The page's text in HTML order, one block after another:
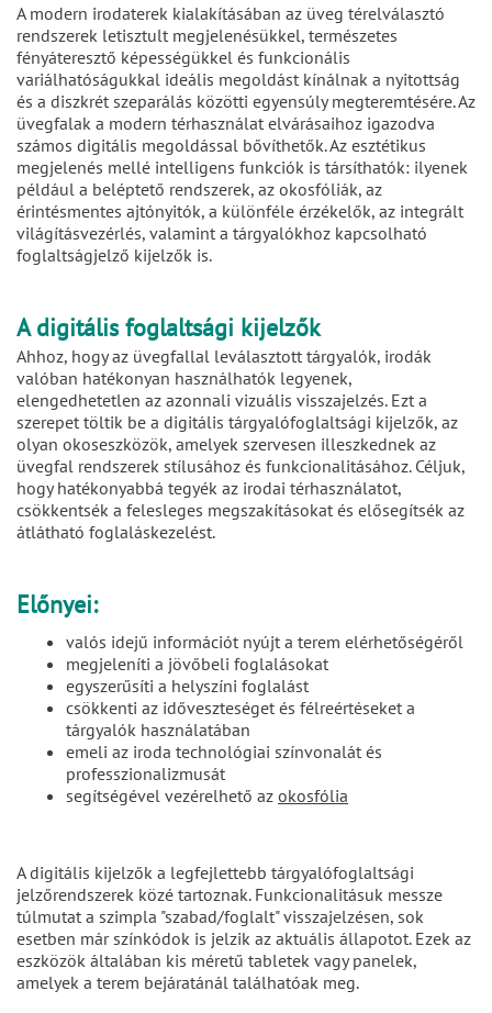
A modern irodaterek kialakításában az üveg térelválasztó
rendszerek letisztult megjelenésükkel, természetes
fényáteresztő képességükkel és funkcionális
variálhatóságukkal ideális megoldást kínálnak a nyitottság
és a diszkrét szeparálás közötti egyensúly megteremtésére. Az
üvegfalak a modern térhasználat elvárásaihoz igazodva
számos digitális megoldással bővíthetők. Az esztétikus
megjelenés mellé intelligens funkciók is társíthatók: ilyenek
például a beléptető rendszerek, az okosfóliák, az
érintésmentes ajtónyitók, a különféle érzékelők, az integrált
világításvezérlés, valamint a tárgyalókhoz kapcsolható
foglaltságjelző kijelzők is.
A digitális foglaltsági kijelzők
Ahhoz, hogy az üvegfallal leválasztott tárgyalók, irodák
valóban hatékonyan használhatók legyenek,
elengedhetetlen az azonnali vizuális visszajelzés. Ezt a
szerepet töltik be a digitális tárgyalófoglaltsági kijelzők, az
olyan okoseszközök, amelyek szervesen illeszkednek az
üvegfal rendszerek stílusához és funkcionalitásához. Céljuk,
hogy hatékonyabbá tegyék az irodai térhasználatot,
csökkentsék a felesleges megszakításokat és elősegítsék az
átlátható foglaláskezelést.
Előnyei:
valós idejű információt nyújt a terem elérhetőségéről
megjeleníti a jövőbeli foglalásokat
egyszerűsíti a helyszíni foglalást
csökkenti az időveszteséget és félreértéseket a
tárgyalók használatában
emeli az iroda technológiai színvonalát és
professzionalizmusát
segítségével vezérelhető az okosfólia
A digitális kijelzők a legfejlettebb tárgyalófoglaltsági
jelzőrendszerek közé tartoznak. Funkcionalitásuk messze
túlmutat a szimpla "szabad/foglalt" visszajelzésen, sok
esetben már színkódok is jelzik az aktuális állapotot. Ezek az
eszközök általában kis méretű tabletek vagy panelek,
amelyek a terem bejáratánál találhatóak meg.